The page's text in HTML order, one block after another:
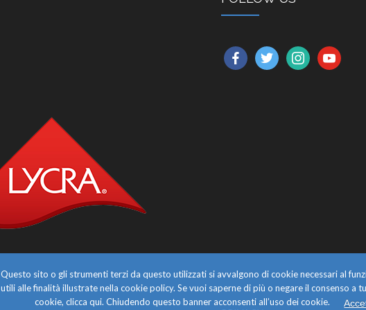
facebooktwitterinstagramyoutube
Questo sito o gli strumenti terzi da questo utilizzati si avvalgono di cookie necessari al
utili alle finalità illustrate nella cookie policy. Se vuoi saperne di più o negare il consenso a
cookie, clicca qui. Chiudendo questo banner acconsenti all’uso dei cookie.